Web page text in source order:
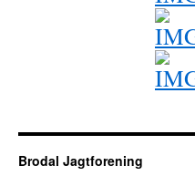
Brodal Jagtforening